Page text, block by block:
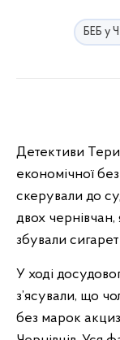
БЕБ у
Детективи
економічної
скерували до
двох чернівчан,
збували
У ході
з’ясували, що
без марок